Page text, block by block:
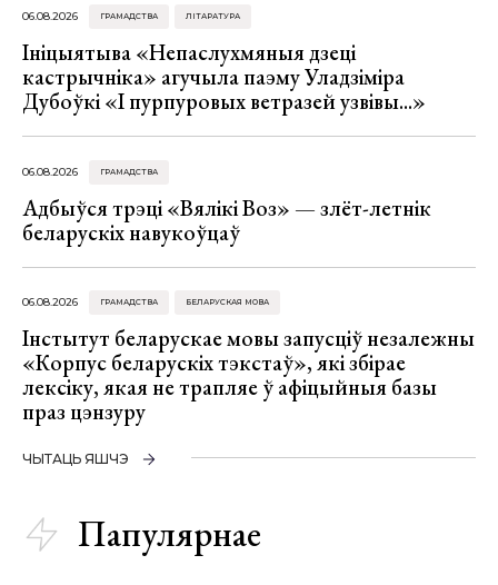
06.08.2026 ГРАМАДСТВА ЛІТАРАТУРА
Ініцыятыва «Непаслухмяныя дзеці
кастрычніка» агучыла паэму Уладзіміра
Дубоўкі «І пурпуровых ветразей узвівы...»
06.08.2026 ГРАМАДСТВА
Адбыўся трэці «Вялікі Воз» — злёт-летнік
беларускіх навукоўцаў
06.08.2026 ГРАМАДСТВА БЕЛАРУСКАЯ МОВА
Інстытут беларускае мовы запусціў незалежны
«Корпус беларускіх тэкстаў», які збірае
лексіку, якая не трапляе ў афіцыйныя базы
праз цэнзуру
ЧЫТАЦЬ ЯШЧЭ
Папулярнае